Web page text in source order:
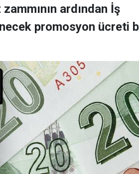
ardından İş
promosyon ücreti